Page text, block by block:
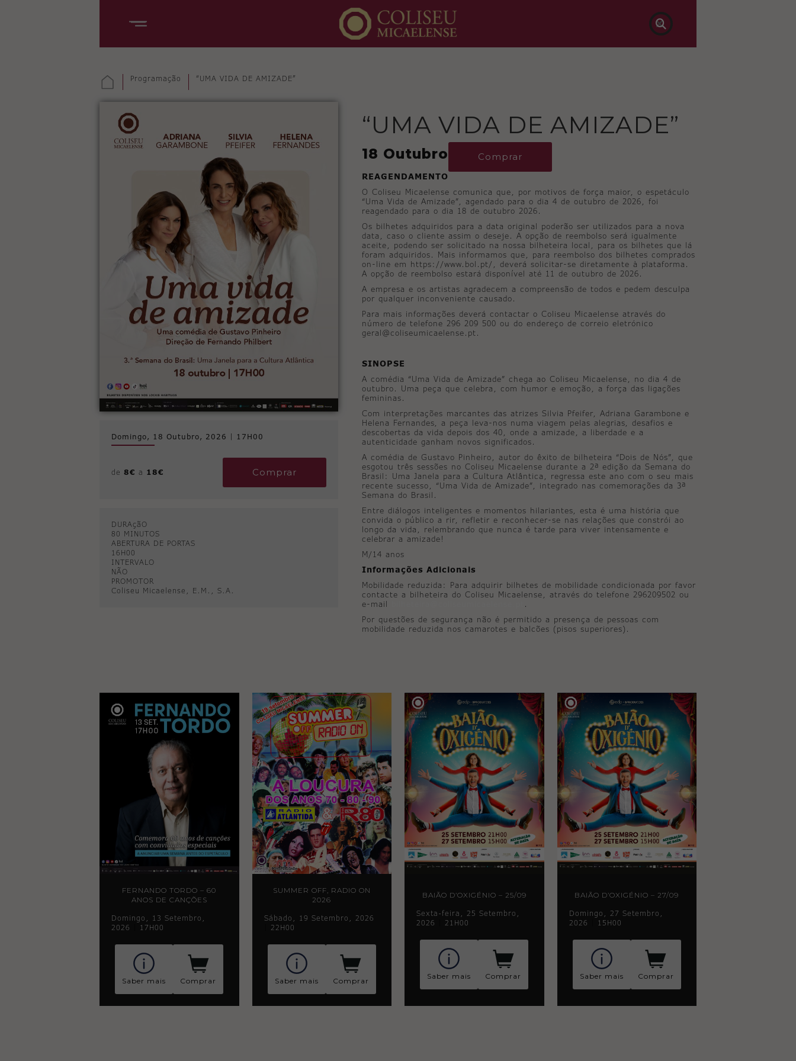

Programação “UMA VIDA DE AMIZADE”
Domingo, 18 Outubro, 2026 | 17H00
de 8€ a 18€ Comprar
DURAçãO
80 MINUTOS
ABERTURA DE PORTAS
16H00
INTERVALO
NÃO
PROMOTOR
Coliseu Micaelense, E.M., S.A.
“UMA VIDA DE AMIZADE”
18 Outubro Comprar
REAGENDAMENTO
O Coliseu Micaelense comunica que, por motivos de força maior, o espetáculo
“Uma Vida de Amizade”, agendado para o dia 4 de outubro de 2026, foi
reagendado para o dia 18 de outubro 2026.
Os bilhetes adquiridos para a data original poderão ser utilizados para a nova
data, caso o cliente assim o deseje. A opção de reembolso será igualmente
aceite, podendo ser solicitado na nossa bilheteira local, para os bilhetes que lá
foram adquiridos. Mais informamos que, para reembolso dos bilhetes comprados
on-line em https://www.bol.pt/, deverá solicitar-se diretamente à plataforma.
A opção de reembolso estará disponível até 11 de outubro de 2026.
A empresa e os artistas agradecem a compreensão de todos e pedem desculpa
por qualquer inconveniente causado.
Para mais informações deverá contactar o Coliseu Micaelense através do
número de telefone 296 209 500 ou do endereço de correio eletrónico
geral@coliseumicaelense.pt.
SINOPSE
A comédia “Uma Vida de Amizade” chega ao Coliseu Micaelense, no dia 4 de
outubro. Uma peça que celebra, com humor e emoção, a força das ligações
femininas.
Com interpretações marcantes das atrizes Silvia Pfeifer, Adriana Garambone e
Helena Fernandes, a peça leva-nos numa viagem pelas alegrias, desafios e
descobertas da vida depois dos 40, onde a amizade, a liberdade e a
autenticidade ganham novos significados.
A comédia de Gustavo Pinheiro, autor do êxito de bilheteira “Dois de Nós”, que
esgotou três sessões no Coliseu Micaelense durante a 2ª edição da Semana do
Brasil: Uma Janela para a Cultura Atlântica, regressa este ano com o seu mais
recente sucesso, “Uma Vida de Amizade”, integrado nas comemorações da 3ª
Semana do Brasil.
Entre diálogos inteligentes e momentos hilariantes, esta é uma história que
convida o público a rir, refletir e reconhecer-se nas relações que constrói ao
longo da vida, relembrando que nunca é tarde para viver intensamente e
celebrar a amizade!
M/14 anos
Informações Adicionais
Mobilidade reduzida: Para adquirir bilhetes de mobilidade condicionada por favor
contacte a bilheteira do Coliseu Micaelense, através do telefone 296209502 ou
e-mail
.
Por questões de segurança não é permitido a presença de pessoas com
mobilidade reduzida nos camarotes e balcões (pisos superiores).
FERNANDO TORDO – 60
ANOS DE CANÇÕES
Domingo, 13 Setembro,
2026
17H00
Saber mais Comprar
SUMMER OFF, RADIO ON
2026
Sábado, 19 Setembro, 2026
22H00
Saber mais Comprar
BAIÃO D’OXIGÉNIO – 25/09
Sexta-feira, 25 Setembro,
2026
21H00
Saber mais Comprar
BAIÃO D’OXIGÉNIO – 27/09
Domingo, 27 Setembro,
2026
15H00
Saber mais Comprar